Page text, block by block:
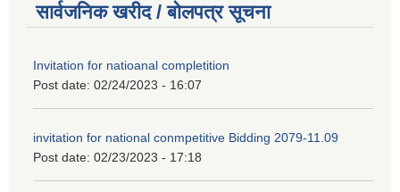
सार्वजनिक खरीद / बोलपत्र सूचना
Invitation for natioanal completition
Post date: 02/24/2023 - 16:07
invitation for national conmpetitive Bidding 2079-11.09
Post date: 02/23/2023 - 17:18